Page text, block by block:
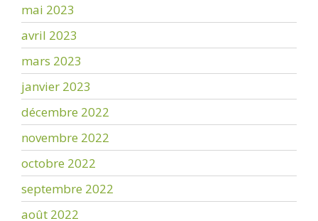
mai 2023
avril 2023
mars 2023
janvier 2023
décembre 2022
novembre 2022
octobre 2022
septembre 2022
août 2022